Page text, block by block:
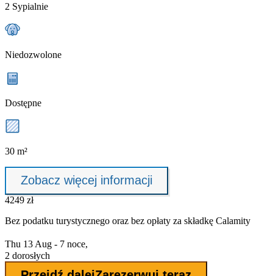
2 Sypialnie
Niedozwolone
Dostępne
30 m²
Zobacz więcej informacji
4249 zł
Bez podatku turystycznego oraz bez opłaty za składkę Calamity
Thu 13 Aug - 7 noce,
2 dorosłych